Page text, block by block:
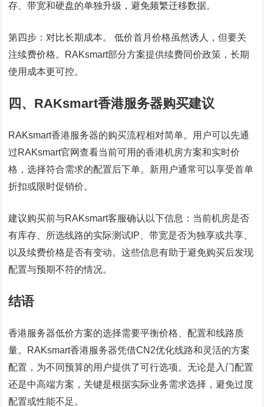
存、带宽和硬盘的单独升级，避免频繁迁移数据。
第四步：对比长期成本。 低价首月价格虽然诱人，但要关
注续费价格。RAKsmart部分方案提供续费同价政策，长期
使用成本更可控。
四、RAKsmart香港服务器购买建议
RAKsmart香港服务器的购买流程相对简单。用户可以先通
过RAKsmart官网查看当前可用的香港机房方案和实时价
格，选择符合需求的配置后下单。新用户通常可以享受首单
折扣或限时促销价。
建议购买前与RAKsmart客服确认以下信息：当前机房是否
有库存、所选线路的实际测试IP、带宽是否为独享或共享、
以及续费价格是否有变动。这些信息有助于避免购买后发现
配置与预期不符的情况。
结语
香港服务器低价方案的选择需要平衡价格、配置和线路质
量。RAKsmart香港服务器凭借CN2优化线路和灵活的方案
配置，为不同预算的用户提供了可行选项。无论是入门配置
还是中高端方案，关键是根据实际业务需求选择，避免过度
配置或性能不足。